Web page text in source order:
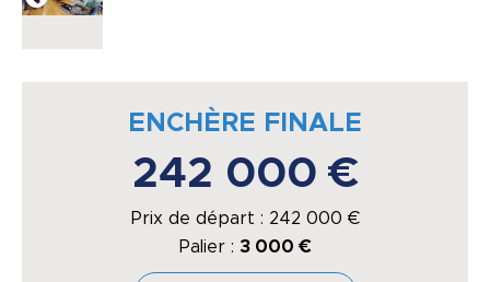
ENCHÈRE FINALE
242 000 €
Prix de départ : 242 000 €
Palier : 3 000 €